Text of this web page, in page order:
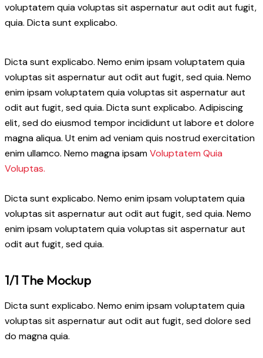
voluptatem quia voluptas sit aspernatur aut odit aut fugit,
quia. Dicta sunt explicabo.
Dicta sunt explicabo. Nemo enim ipsam voluptatem quia
voluptas sit aspernatur aut odit aut fugit, sed quia. Nemo
enim ipsam voluptatem quia voluptas sit aspernatur aut
odit aut fugit, sed quia. Dicta sunt explicabo. Adipiscing
elit, sed do eiusmod tempor incididunt ut labore et dolore
magna aliqua. Ut enim ad veniam quis nostrud exercitation
enim ullamco. Nemo magna ipsamVoluptatem Quia
Voluptas.
Dicta sunt explicabo. Nemo enim ipsam voluptatem quia
voluptas sit aspernatur aut odit aut fugit, sed quia. Nemo
enim ipsam voluptatem quia voluptas sit aspernatur aut
odit aut fugit, sed quia.
1/1 The Mockup
Dicta sunt explicabo. Nemo enim ipsam voluptatem quia
voluptas sit aspernatur aut odit aut fugit, sed dolore sed
do magna quia.